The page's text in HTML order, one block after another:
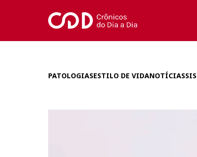
PATOLOGIASESTILO DE VIDANOTÍCIAS